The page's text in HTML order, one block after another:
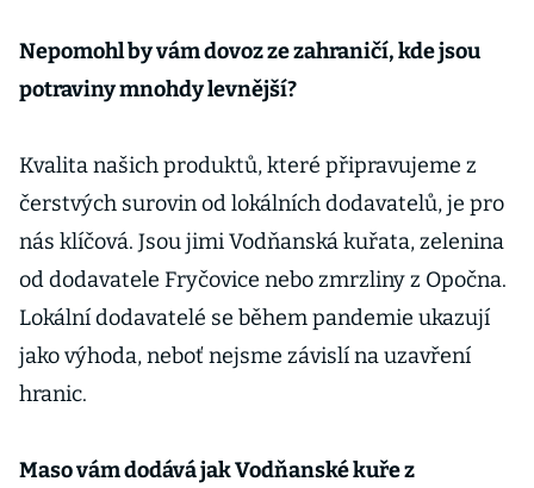
Nepomohl by vám dovoz ze zahraničí, kde jsou
potraviny mnohdy levnější?
Kvalita našich produktů, které připravujeme z
čerstvých surovin od lokálních dodavatelů, je pro
nás klíčová. Jsou jimi Vodňanská kuřata, zelenina
od dodavatele Fryčovice nebo zmrzliny z Opočna.
Lokální dodavatelé se během pandemie ukazují
jako výhoda, neboť nejsme závislí na uzavření
hranic.
Maso vám dodává jak Vodňanské kuře z